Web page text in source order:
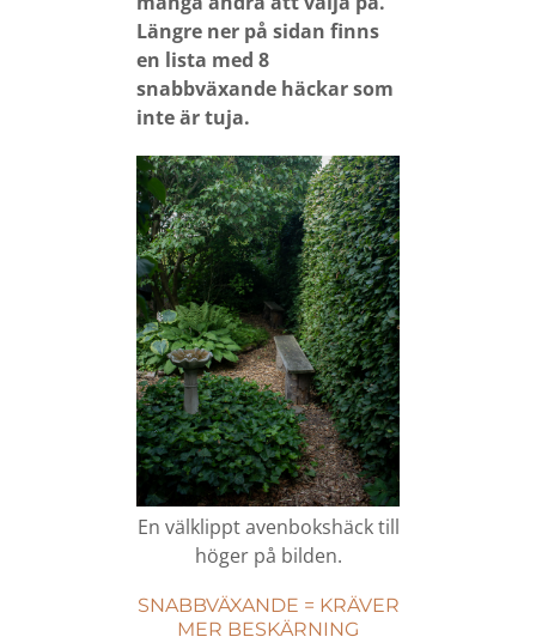
Längre ner på sidan finns
en lista med 8
snabbväxande häckar som
inte är tuja.
En välklippt avenbokshäck till
höger på bilden.
SNABBVÄXANDE = KRÄVER
MER BESKÄRNING